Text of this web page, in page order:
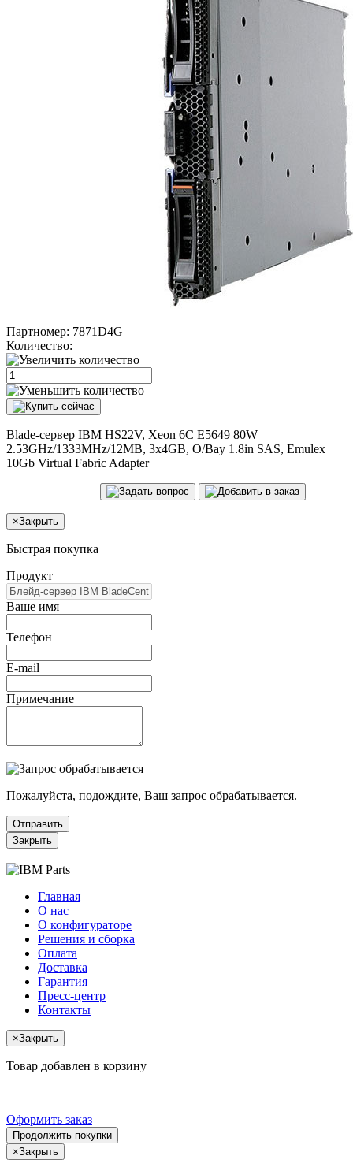
Партномер: 7871D4G
Количество:
Blade-сервер IBM HS22V, Xeon 6C E5649 80W
2.53GHz/1333MHz/12MB, 3x4GB, O/Bay 1.8in SAS, Emulex
10Gb Virtual Fabric Adapter
×Закрыть
Быстрая покупка
Продукт
Ваше имя
Телефон
E-mail
Примечание
Пожалуйста, подождите, Ваш запрос обрабатывается.
Отправить
Закрыть
Главная
О нас
О конфигураторе
Решения и сборка
Оплата
Доставка
Гарантия
Пресс-центр
Контакты
×Закрыть
Товар добавлен в корзину
Оформить заказ
Продолжить покупки
×Закрыть